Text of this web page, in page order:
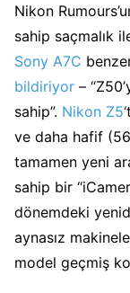
Nikon
sahip saçmalık
Sony A7C
bildiriyor –
sahip”. Nikon Z5
ve daha hafif
tamamen yeni
sahip bir
dönemdeki
aynasız
model geçmiş